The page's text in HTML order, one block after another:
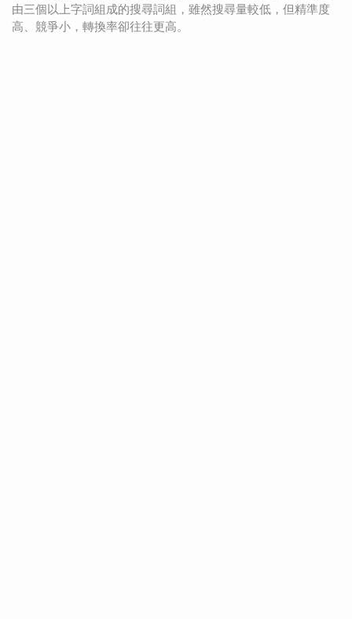
由三個以上字詞組成的搜尋詞組，雖然搜尋量較低，但精準度
高、競爭小，轉換率卻往往更高。